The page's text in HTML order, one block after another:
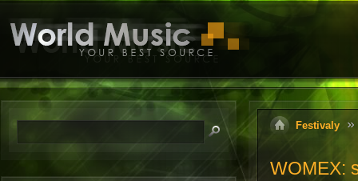
Festivaly
WOMEX: